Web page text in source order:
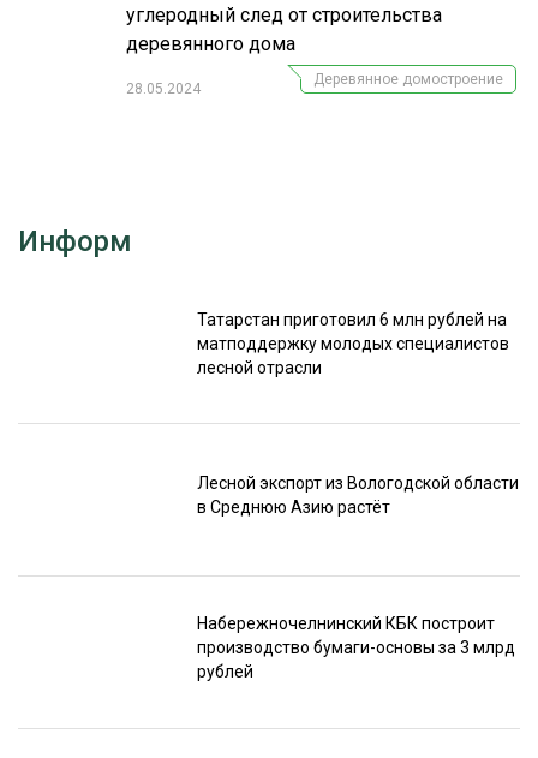
углеродный след от строительства
деревянного дома
28.05.2024
Деревянное домостроение
Информ
Татарстан приготовил 6 млн рублей на
матподдержку молодых специалистов
лесной отрасли
Лесной экспорт из Вологодской области
в Среднюю Азию растёт
Набережночелнинский КБК построит
производство бумаги-основы за 3 млрд
рублей